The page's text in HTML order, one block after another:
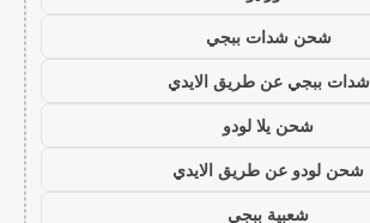
شحن شدات ببجي
شدات ببجي عن طريق الايدي
شحن يلا لودو
شحن لودو عن طريق الايدي
شعبية ببجي